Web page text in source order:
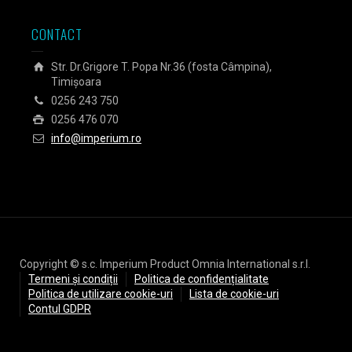
CONTACT
Str. Dr.Grigore T. Popa Nr.36 (fosta Câmpina),
Timișoara
0256 243 750
0256 476 070
info@imperium.ro
Copyright © s.c. Imperium Product Omnia International s.r.l.
Termeni și condiții
Politica de confidențialitate
Politica de utilizare cookie-uri
Lista de cookie-uri
Contul GDPR